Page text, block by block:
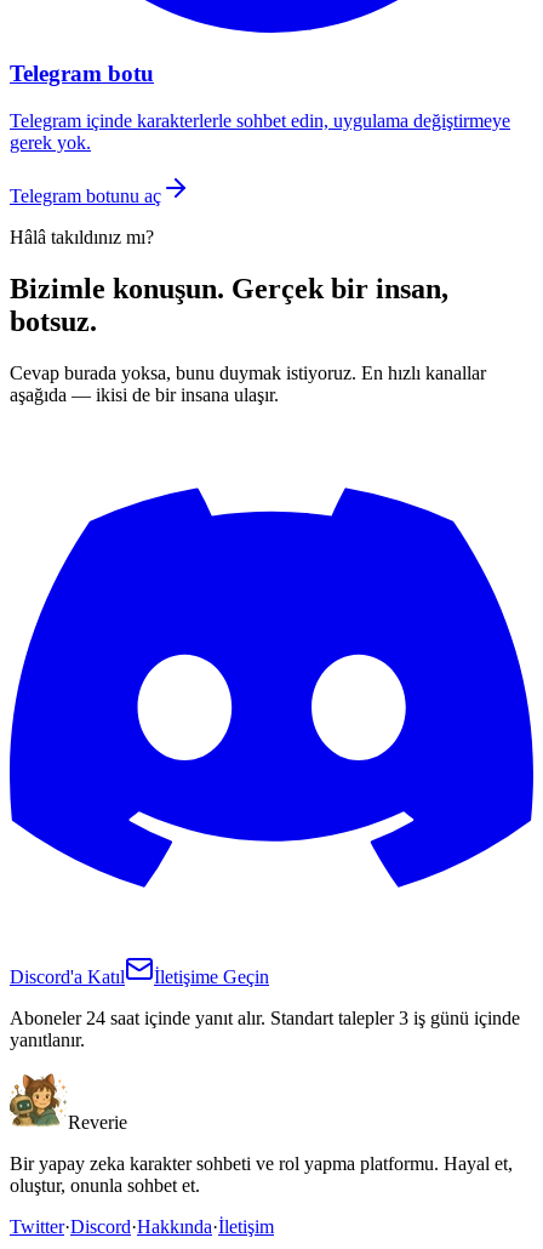
Telegram botu
Telegram içinde karakterlerle sohbet edin, uygulama değiştirmeye
gerek yok.
Telegram botunu aç
Hâlâ takıldınız mı?
Bizimle konuşun. Gerçek bir insan,
botsuz.
Cevap burada yoksa, bunu duymak istiyoruz. En hızlı kanallar
aşağıda — ikisi de bir insana ulaşır.
Discord'a Katıl
İletişime Geçin
Aboneler 24 saat içinde yanıt alır. Standart talepler 3 iş günü içinde
yanıtlanır.
Reverie
Bir yapay zeka karakter sohbeti ve rol yapma platformu. Hayal et,
oluştur, onunla sohbet et.
Twitter·Discord·Hakkında·İletişim